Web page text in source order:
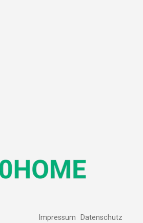
Impressum Datenschutz